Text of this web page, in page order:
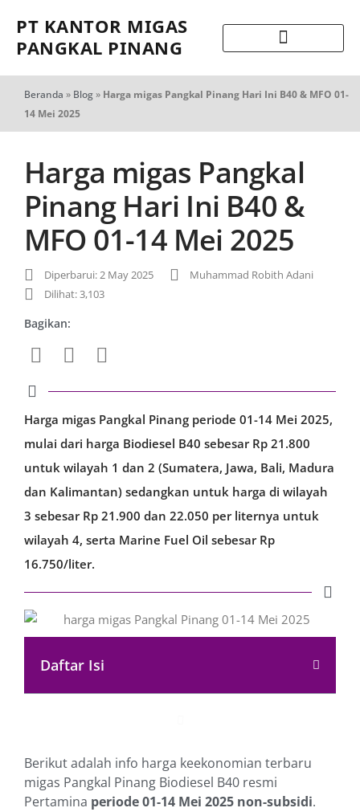
PT KANTOR MIGAS
PANGKAL PINANG
Beranda » Blog» Harga migas Pangkal Pinang Hari Ini B40 & MFO 01-
14 Mei 2025
Harga migas Pangkal
Pinang Hari Ini B40 &
MFO 01-14 Mei 2025
Diperbarui: 2 May 2025
Muhammad Robith Adani
Dilihat: 3,103
Bagikan:
Harga migas Pangkal Pinang periode 01-14 Mei 2025,
mulai dari harga Biodiesel B40 sebesar Rp 21.800
untuk wilayah 1 dan 2 (Sumatera, Jawa, Bali, Madura
dan Kalimantan) sedangkan untuk harga di wilayah
3 sebesar Rp 21.900 dan 22.050 per liternya untuk
wilayah 4, serta Marine Fuel Oil sebesar Rp
16.750/liter.
Daftar Isi
Berikut adalah info harga keekonomian terbaru
migas Pangkal Pinang Biodiesel B40 resmi
Pertamina periode 01-14 Mei 2025 non-subsidi.